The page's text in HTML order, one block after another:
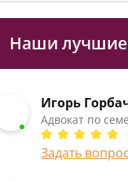
Наши
Игорь
Адвокат по
Задать вопрос